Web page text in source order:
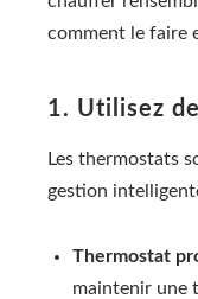
comment le faire
1. Utilisez
Les thermostats
gestion
Thermostat
maintenir une